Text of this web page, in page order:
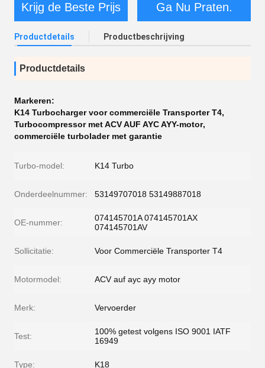
Krijg de Beste Prijs Ga Nu Praten.
Productdetails Productbeschrijving
Productdetails
Markeren:
K14 Turbocharger voor commerciële Transporter T4,
Turbocompressor met ACV AUF AYC AYY-motor,
commerciële turbolader met garantie
Turbo-model: K14 Turbo
Onderdeelnummer: 53149707018 53149887018
OE-nummer:
074145701A 074145701AX
074145701AV
Sollicitatie: Voor Commerciële Transporter T4
Motormodel: ACV auf ayc ayy motor
Merk: Vervoerder
Test:
100% getest volgens ISO 9001 IATF
16949
Type: K18